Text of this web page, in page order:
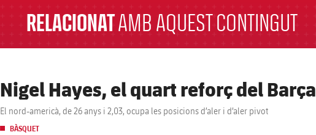
RELACIONATAMB AQUEST CONTINGUT
Nigel Hayes, el quart reforç del Barça
El nord-americà, de 26 anys i 2,03, ocupa les posicions d’aler i d’aler pivot
BÀSQUET